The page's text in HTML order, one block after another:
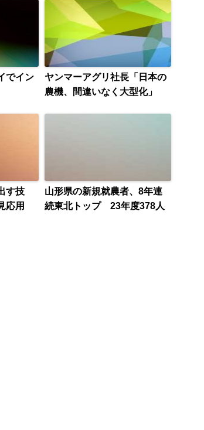
でイン
ヤンマーアグリ社長「日本の
農機、間違いなく大型化」
す技
応用
山形県の新規就農者、8年連
続東北トップ 23年度378人